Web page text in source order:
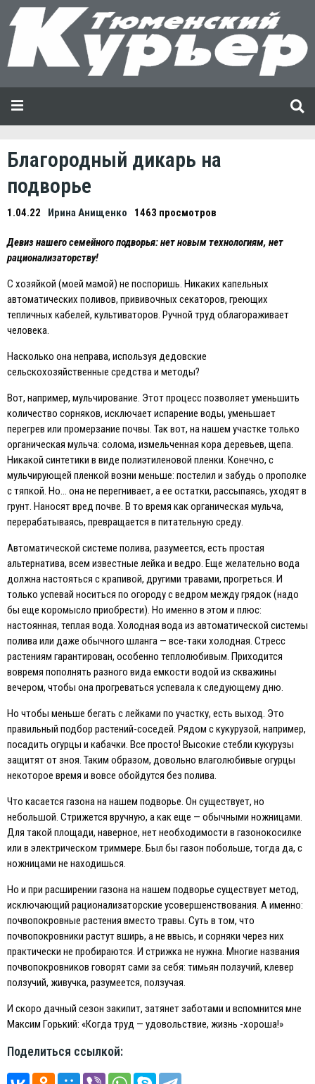
Благородный дикарь на
подворье
1.04.22 Ирина Анищенко 1463 просмотров
Девиз нашего семейного подворья: нет новым технологиям, нет
рационализаторству!
С хозяйкой (моей мамой) не поспоришь. Никаких капельных
автоматических поливов, прививочных секаторов, греющих
тепличных кабелей, культиваторов. Ручной труд облагораживает
человека.
Насколько она неправа, используя дедовские
сельскохозяйственные средства и методы?
Вот, например, мульчирование. Этот процесс позволяет уменьшить
количество сорняков, исключает испарение воды, уменьшает
перегрев или промерзание почвы. Так вот, на нашем участке только
органическая мульча: солома, измельченная кора деревьев, щепа.
Никакой синтетики в виде полиэтиленовой пленки. Конечно, с
мульчирующей пленкой возни меньше: постелил и забудь о прополке
с тяпкой. Но… она не перегнивает, а ее остатки, рассыпаясь, уходят в
грунт. Наносят вред почве. В то время как органическая мульча,
перерабатываясь, превращается в питательную среду.
Автоматической системе полива, разумеется, есть простая
альтернатива, всем известные лейка и ведро. Eще желательно вода
должна настояться с крапивой, другими травами, прогреться. И
только успевай носиться по огороду с ведром между грядок (надо
бы еще коромысло приобрести). Но именно в этом и плюс:
настоянная, теплая вода. Холодная вода из автоматической системы
полива или даже обычного шланга — все-таки холодная. Стресс
растениям гарантирован, особенно теплолюбивым. Приходится
вовремя пополнять разного вида емкости водой из скважины
вечером, чтобы она прогреваться успевала к следующему дню.
Но чтобы меньше бегать с лейками по участку, есть выход. Это
правильный подбор растений-соседей. Рядом с кукурузой, например,
посадить огурцы и кабачки. Все просто! Высокие стебли кукурузы
защитят от зноя. Таким образом, довольно влаголюбивые огурцы
некоторое время и вовсе обойдутся без полива.
Что касается газона на нашем подворье. Он существует, но
небольшой. Стрижется вручную, а как еще — обычными ножницами.
Для такой площади, наверное, нет необходимости в газонокосилке
или в электрическом триммере. Был бы газон побольше, тогда да, с
ножницами не находишься.
Но и при расширении газона на нашем подворье существует метод,
исключающий рационализаторские усовершенствования. А именно:
почвопокровные растения вместо травы. Суть в том, что
почвопокровники растут вширь, а не ввысь, и сорняки через них
практически не пробираются. И стрижка не нужна. Многие названия
почвопокровников говорят сами за себя: тимьян ползучий, клевер
ползучий, живучка, разумеется, ползучая.
И скоро дачный сезон закипит, затянет заботами и вспомнится мне
Максим Горький: «Когда труд — удовольствие, жизнь -хороша!»
Поделиться ссылкой: